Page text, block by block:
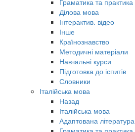
Граматика та практика
Ділова мова
Інтерактив. відео
Інше
Країнознавство
Методичні матеріали
Навчальні курси
Підготовка до іспитів
Словники
Італійська мова
Назад
Італійська мова
Адаптована література